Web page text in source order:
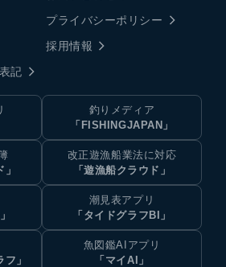
プライバシーポリシー
採用情報
記
釣りメディア
「FISHINGJAPAN」
改正遊漁船業法に対応
「遊漁船クラウド」
潮見表アプリ
「タイドグラフBI」
」
魚図鑑AIアプリ
「マイAI」